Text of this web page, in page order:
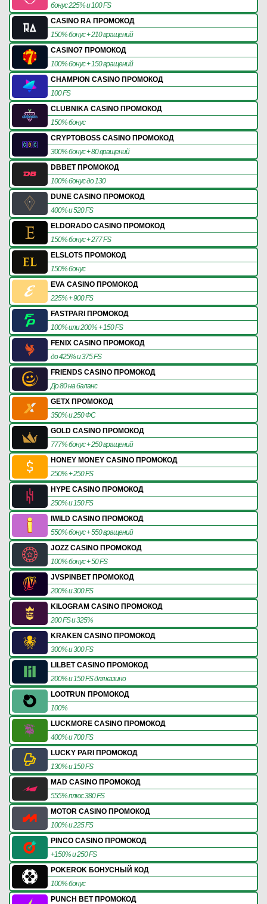
бонус 225% и 100 FS
CASINO RA ПРОМОКОД
150% бонус + 210 вращений
CASINO7 ПРОМОКОД
100% бонус + 150 вращений
CHAMPION CASINO ПРОМОКОД
100 FS
CLUBNIKA CASINO ПРОМОКОД
150% бонус
CRYPTOBOSS CASINO ПРОМОКОД
300% бонус + 80 вращений
DBBET ПРОМОКОД
100% бонус до 130
DUNE CASINO ПРОМОКОД
400% и 520 FS
ELDORADO CASINO ПРОМОКОД
150% бонус + 277 FS
ELSLOTS ПРОМОКОД
150% бонус
EVA CASINO ПРОМОКОД
225% + 900 FS
FASTPARI ПРОМОКОД
100% или 200% + 150 FS
FENIX CASINO ПРОМОКОД
до 425% и 375 FS
FRIENDS CASINO ПРОМОКОД
До 80 на баланс
GETX ПРОМОКОД
350% и 250 ФС
GOLD CASINO ПРОМОКОД
777% бонус + 250 вращений
HONEY MONEY CASINO ПРОМОКОД
250% + 250 FS
HYPE CASINO ПРОМОКОД
250% и 150 FS
IWILD CASINO ПРОМОКОД
550% бонус + 550 вращений
JOZZ CASINO ПРОМОКОД
100% бонус + 50 FS
JVSPINBET ПРОМОКОД
200% и 300 FS
KILOGRAM CASINO ПРОМОКОД
200 FS и 325%
KRAKEN CASINO ПРОМОКОД
300% и 300 FS
LILBET CASINO ПРОМОКОД
200% и 150 FS для казино
LOOTRUN ПРОМОКОД
100%
LUCKMORE CASINO ПРОМОКОД
400% и 700 FS
LUCKY PARI ПРОМОКОД
130% и 150 FS
MAD CASINO ПРОМОКОД
555% плюс 380 FS
MOTOR CASINO ПРОМОКОД
100% и 225 FS
PINCO CASINO ПРОМОКОД
+150% и 250 FS
POKEROK БОНУСНЫЙ КОД
100% бонус
PUNCH BET ПРОМОКОД